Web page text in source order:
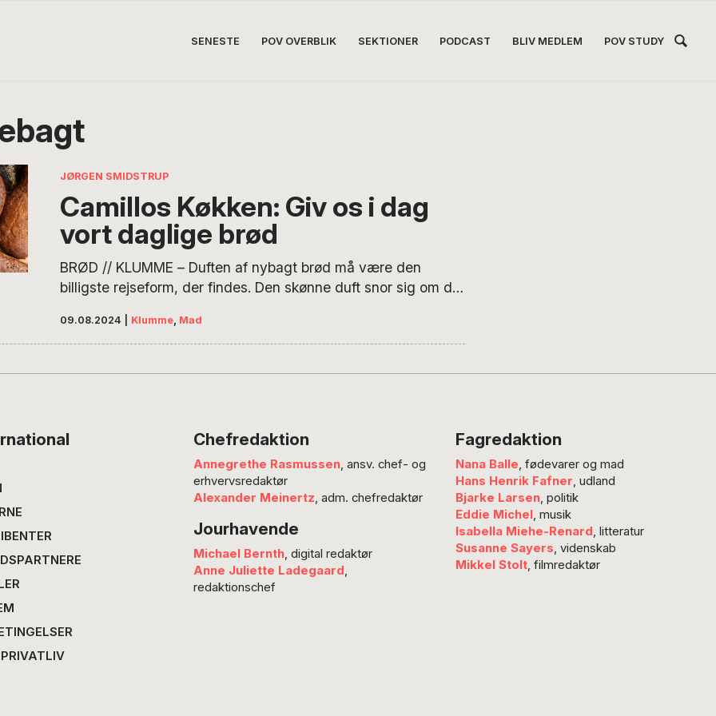
SENESTE POV OVERBLIK SEKTIONER PODCAST BLIV MEDLEM POV STUDY
JØRGEN SMIDSTRUP
Camillos Køkken: Giv os i dag
vort daglige brød
BRØD // KLUMME – Duften af nybagt brød må være den
billigste rejseform, der findes. Den skønne duft snor sig om din
tiden til trygge steder, hvor der kun er søde mennesker, hvor
alle smiler til hinanden. Når du selv har bagt et…
09.08.2024 Klumme, Mad
Chefredaktion
Annegrethe Rasmussen, ansv. chef- og
erhvervsredaktør
Alexander Meinertz, adm. chefredaktør
Jourhavende
Michael Bernth, digital redaktør
Anne Juliette Ladegaard,
redaktionschef
Fagredaktion
Nana Balle, fødevarer og mad
Hans Henrik Fafner, udland
Bjarke Larsen, politik
Eddie Michel, musik
Isabella Miehe-Renard, litteratur
Susanne Sayers, videnskab
Mikkel Stolt, filmredaktør